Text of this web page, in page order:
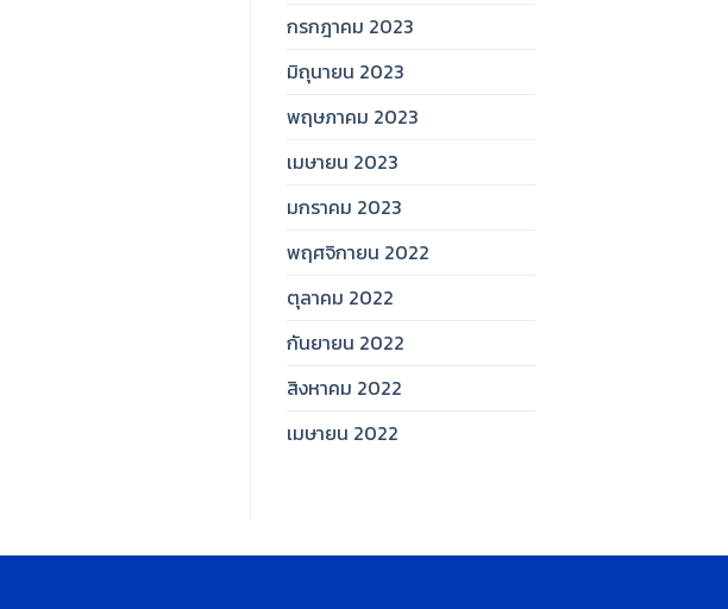
กรกฎาคม 2023
มิถุนายน 2023
พฤษภาคม 2023
เมษายน 2023
มกราคม 2023
พฤศจิกายน 2022
ตุลาคม 2022
กันยายน 2022
สิงหาคม 2022
เมษายน 2022